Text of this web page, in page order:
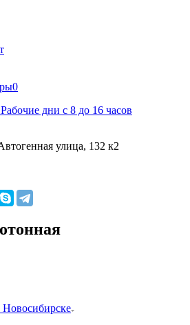
0
Рабочие дни с 8 до 16 часов
улица, 132 к2
Новосибирске